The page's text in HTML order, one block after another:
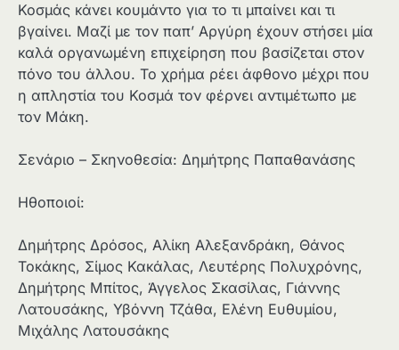
Κοσμάς κάνει κουμάντο για το τι μπαίνει και τι
βγαίνει. Μαζί με τον παπ’ Αργύρη έχουν στήσει μία
καλά οργανωμένη επιχείρηση που βασίζεται στον
πόνο του άλλου. Το χρήμα ρέει άφθονο μέχρι που
η απληστία του Κοσμά τον φέρνει αντιμέτωπο με
τον Μάκη.
Σενάριο – Σκηνοθεσία: Δημήτρης Παπαθανάσης
Ηθοποιοί:
Δημήτρης Δρόσος, Αλίκη Αλεξανδράκη, Θάνος
Τοκάκης, Σίμος Κακάλας, Λευτέρης Πολυχρόνης,
Δημήτρης Μπίτος, Άγγελος Σκασίλας, Γιάννης
Λατουσάκης, Υβόννη Τζάθα, Ελένη Ευθυμίου,
Μιχάλης Λατουσάκης